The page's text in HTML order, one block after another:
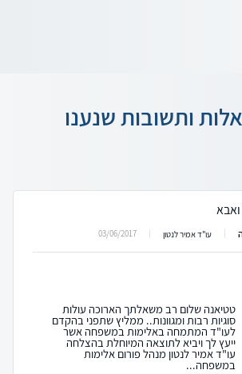
ותשובות שנענו
עו"ד אמיר לנטון 03/06/2017
טטיאנה שלום רב משאלתך הארוכה עולות
סוגיות רבות ומגוונות.. ממליץ שתפני בהקדם
לעו"ד המתמחה באלימות במשפחה אשר
ייעץ לך ויביא לתוצאה המיוחלת בהצלחה
עו"ד אמיר לנטון מנהל פורום אלימות
במשפחה...